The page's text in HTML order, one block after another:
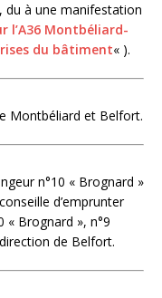
du à une manifestation
l’A36 Montbéliard-
du bâtiment« ).
Montbéliard et Belfort.
n°10 « Brognard »
d’emprunter
« Brognard », n°9
de Belfort.